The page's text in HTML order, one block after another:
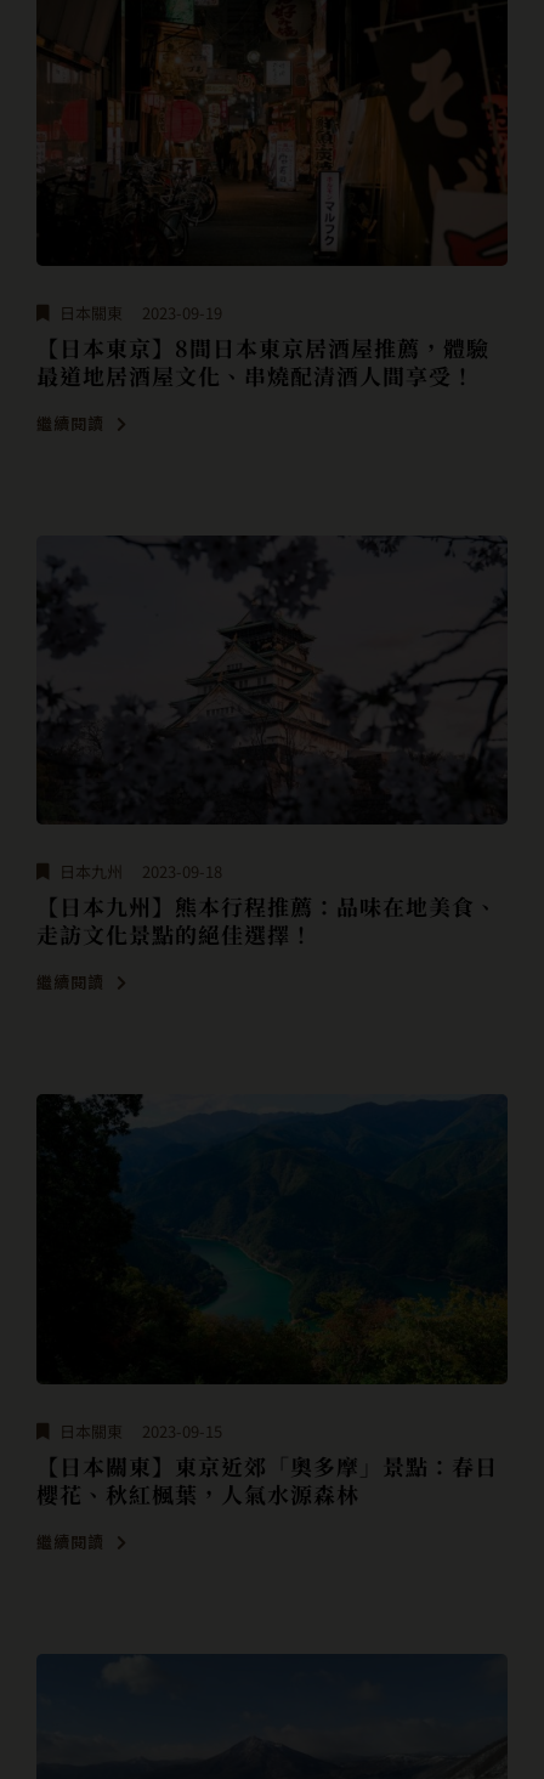
日本關東 2023-09-19
【日本東京】8間日本東京居酒屋推薦，體驗
最道地居酒屋文化、串燒配清酒人間享受！
繼續閱讀
日本九州 2023-09-18
【日本九州】熊本行程推薦：品味在地美食、
走訪文化景點的絕佳選擇！
繼續閱讀
日本關東 2023-09-15
【日本關東】東京近郊「奧多摩」景點：春日
櫻花、秋紅楓葉，人氣水源森林
繼續閱讀